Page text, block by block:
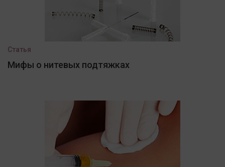
Статья
Мифы о нитевых подтяжках